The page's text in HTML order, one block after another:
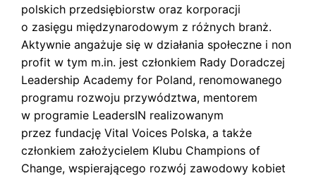
polskich przedsiębiorstw oraz korporacji
o zasięgu międzynarodowym z różnych branż.
Aktywnie angażuje się w działania społeczne i non
profit w tym m.in. jest członkiem Rady Doradczej
Leadership Academy for Poland, renomowanego
programu rozwoju przywództwa, mentorem
w programie LeadersIN realizowanym
przez fundację Vital Voices Polska, a także
członkiem założycielem Klubu Champions of
Change, wspierającego rozwój zawodowy kobiet